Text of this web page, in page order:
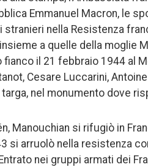
Emmanuel Macron, le
stranieri nella Resistenza
a quelle della moglie
il 21 febbraio 1944 al
Cesare Luccarini,
nel monumento dove
Manouchian si rifugiò in
si arruolò nella resistenza
nei gruppi armati dei